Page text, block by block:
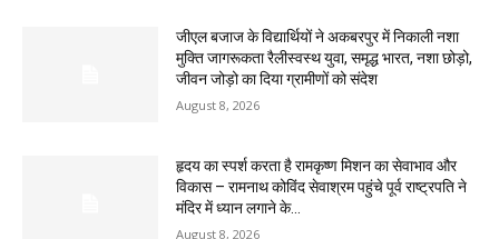
जीएल बजाज के विद्यार्थियों ने अकबरपुर में निकाली नशा
मुक्ति जागरूकता रैलीस्वस्थ युवा, समृद्ध भारत, नशा छोड़ो,
जीवन जोड़ो का दिया ग्रामीणों को संदेश
August 8, 2026
हृदय का स्पर्श करता है रामकृष्ण मिशन का सेवाभाव और
विकास – रामनाथ कोविंद सेवाश्रम पहुंचे पूर्व राष्ट्रपति ने
मंदिर में ध्यान लगाने के...
August 8, 2026